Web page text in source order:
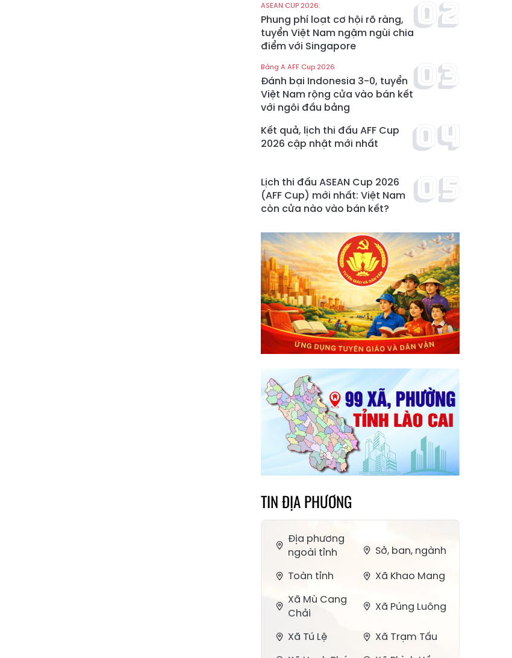
ASEAN CUP 2026:
Phung phí loạt cơ hội rõ ràng,
tuyển Việt Nam ngậm ngùi chia
điểm với Singapore
Bảng A AFF Cup 2026
Đánh bại Indonesia 3-0, tuyển
Việt Nam rộng cửa vào bán kết
với ngôi đầu bảng
Kết quả, lịch thi đấu AFF Cup
2026 cập nhật mới nhất
Lịch thi đấu ASEAN Cup 2026
(AFF Cup) mới nhất: Việt Nam
còn cửa nào vào bán kết?
TIN ĐỊA PHƯƠNG
Địa phương
ngoài tỉnh
Sở, ban, ngành
Toàn tỉnh
Xã Khao Mang
Xã Mù Cang
Chải
Xã Púng Luông
Xã Tú Lệ
Xã Trạm Tấu